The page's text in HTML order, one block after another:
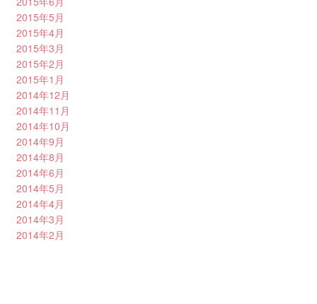
2015年5月
2015年4月
2015年3月
2015年2月
2015年1月
2014年12月
2014年11月
2014年10月
2014年9月
2014年8月
2014年6月
2014年5月
2014年4月
2014年3月
2014年2月